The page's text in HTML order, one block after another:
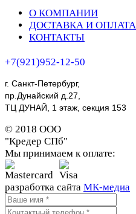
О КОМПАНИИ
ДОСТАВКА И ОПЛАТА
КОНТАКТЫ
+7(921)952-12-50
г. Санкт-Петербург,
пр.Дунайский д.27,
ТЦ ДУНАЙ, 1 этаж, секция 153
© 2018 ООО
"Кредер СПб"
Мы принимаем к оплате:
разработка сайта МК-медиа